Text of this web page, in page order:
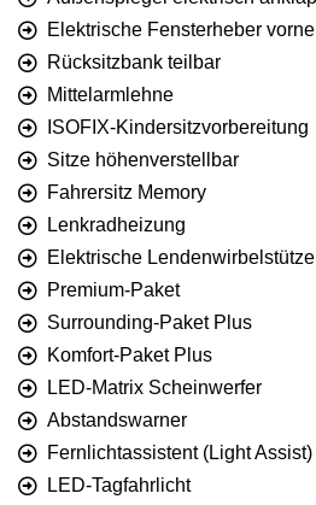
Elektrische Fensterheber
Rücksitzbank teilbar
Mittelarmlehne
ISOFIX-Kindersitzvorbereitung
Sitze höhenverstellbar
Fahrersitz Memory
Lenkradheizung
Elektrische Lendenwirbelstütze
Premium-Paket
Surrounding-Paket Plus
Komfort-Paket Plus
LED-Matrix Scheinwerfer
Abstandswarner
Fernlichtassistent (Light Assist)
LED-Tagfahrlicht